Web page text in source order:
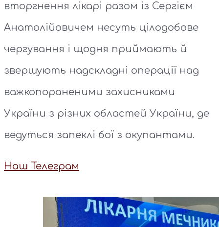
вторгнення лікарі разом із Сергієм
Анатолійовичем несуть цілодобове
чергування і щодня приймають й
звершують надскладні операції над
важкопораненими захисниками
України з різних областей України, де
ведуться запеклі бої з окупантами.
Наш Телеграм